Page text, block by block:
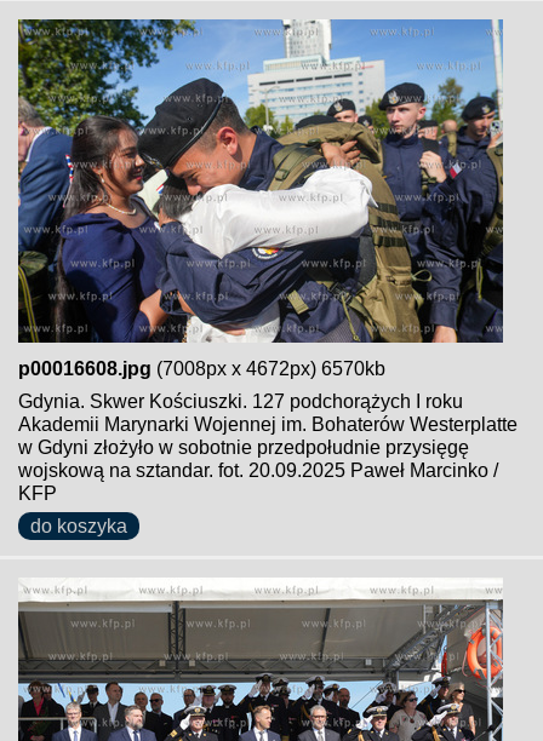
p00016608.jpg (7008px x 4672px) 6570kb
Gdynia. Skwer Kościuszki. 127 podchorążych I roku
Akademii Marynarki Wojennej im. Bohaterów Westerplatte
w Gdyni złożyło w sobotnie przedpołudnie przysięgę
wojskową na sztandar. fot. 20.09.2025 Paweł Marcinko /
KFP
do koszyka